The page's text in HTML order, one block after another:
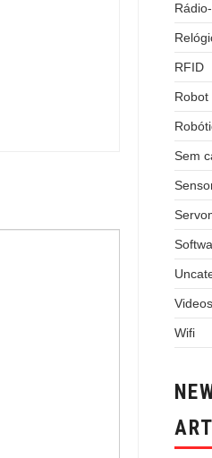
RFID
Robot
Sem
Videos
Wifi